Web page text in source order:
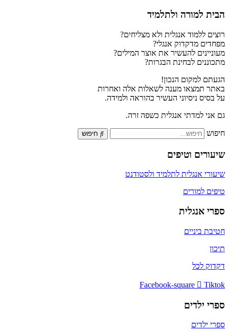
הבית למורה ולתלמיד
רוצים ללמוד אנגלית ולא מצליחים?
מפחדים מדקדוק אנגלי?
מעוניינים להעשיר את אוצר המילים?
מתכוננים לבחינת הבגרות?
הגעתם למקום הנכון!
באתר תמצאו מענה לשאלות אלה ואחרות
על בסיס ניסיוני העשיר בהוראה ולמידה.
גם אני למדתי אנגלית כשפה זרה.
חיפוש חיפוש
שיעורים וטיפים
שיעורי אנגלית לתלמיד ולסטודנט
טיפים למורים
ספרי אנגלית
חטיבת ביניים
תיכון
דקדוק לכל
Facebook-square Tiktok
ספרי ילדים
ספרי ילדים